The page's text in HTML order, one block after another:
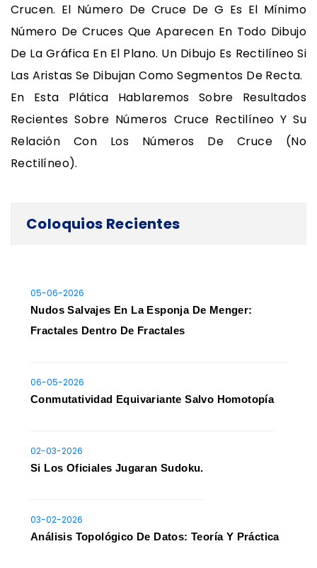
Crucen. El Número De Cruce De G Es El Mínimo
Número De Cruces Que Aparecen En Todo Dibujo
De La Gráfica En El Plano. Un Dibujo Es Rectilíneo Si
Las Aristas Se Dibujan Como Segmentos De Recta.
En Esta Plática Hablaremos Sobre Resultados
Recientes Sobre Números Cruce Rectilíneo Y Su
Relación Con Los Números De Cruce (no
Rectilíneo).
Coloquios Recientes
05-06-2026
Nudos Salvajes En La Esponja De Menger:
Fractales Dentro De Fractales
06-05-2026
Conmutatividad Equivariante Salvo Homotopía
02-03-2026
Si Los Oficiales Jugaran Sudoku.
03-02-2026
Análisis Topológico De Datos: Teoría Y Práctica